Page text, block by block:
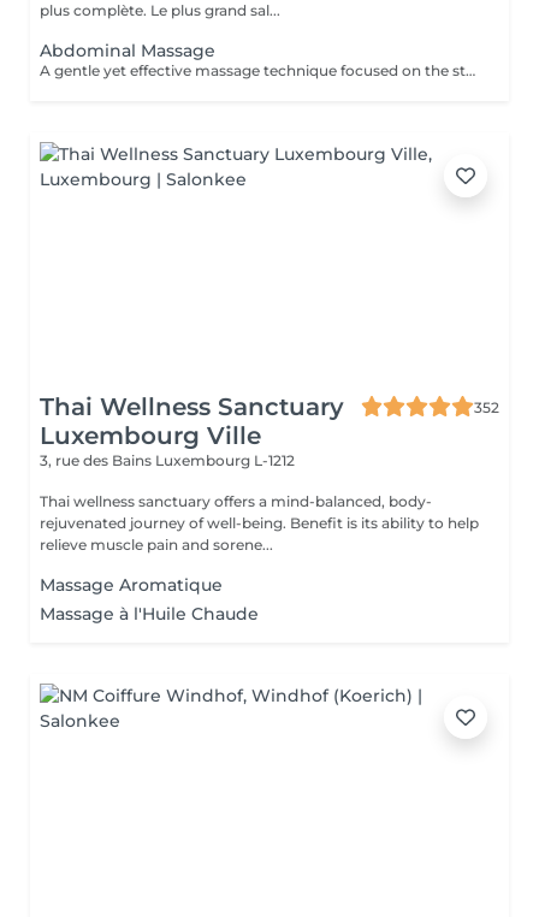
plus complète. Le plus grand sal...
Abdominal Massage
A gentle yet effective massage technique focused on the stomach area, designed to stimulate digestion, relieve bloating, and support lymphatic drainage. Using slow, circular movements, it helps release tension in the abdominal muscles, ease discomfort, and promote overall relaxation and wellbeing.
Thai Wellness Sanctuary
Luxembourg Ville
352
3, rue des Bains Luxembourg L-1212
Thai wellness sanctuary offers a mind-balanced, body-
rejuvenated journey of well-being. Benefit is its ability to help
relieve muscle pain and sorene...
Massage Aromatique
Massage à l'Huile Chaude